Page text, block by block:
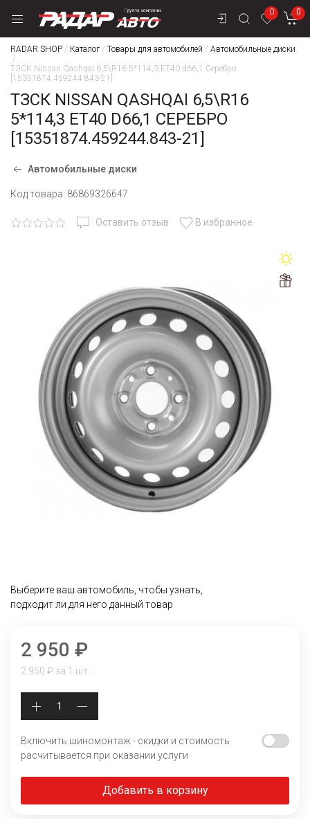
0 0
RADAR SHOP / Каталог / Товары для автомобилей / Автомобильные диски
/
ТЗСК Nissan Qashqai 6,5\R16 5*114,3 ET40 d66,1 Серебро
[15351874.459244.843-21]
ТЗСК NISSAN QASHQAI 6,5\R16
5*114,3 ET40 D66,1 СЕРЕБРО
[15351874.459244.843-21]
Автомобильные диски
Код товара: 86869326647
Оставить отзыв В избранное
Выберите ваш автомобиль, чтобы узнать,
подходит ли для него данный товар
2 950 ₽
2 950 ₽ за 1 шт.
Включить шиномонтаж - скидки и стоимость
расчитывается при оказании услуги
Добавить в корзину